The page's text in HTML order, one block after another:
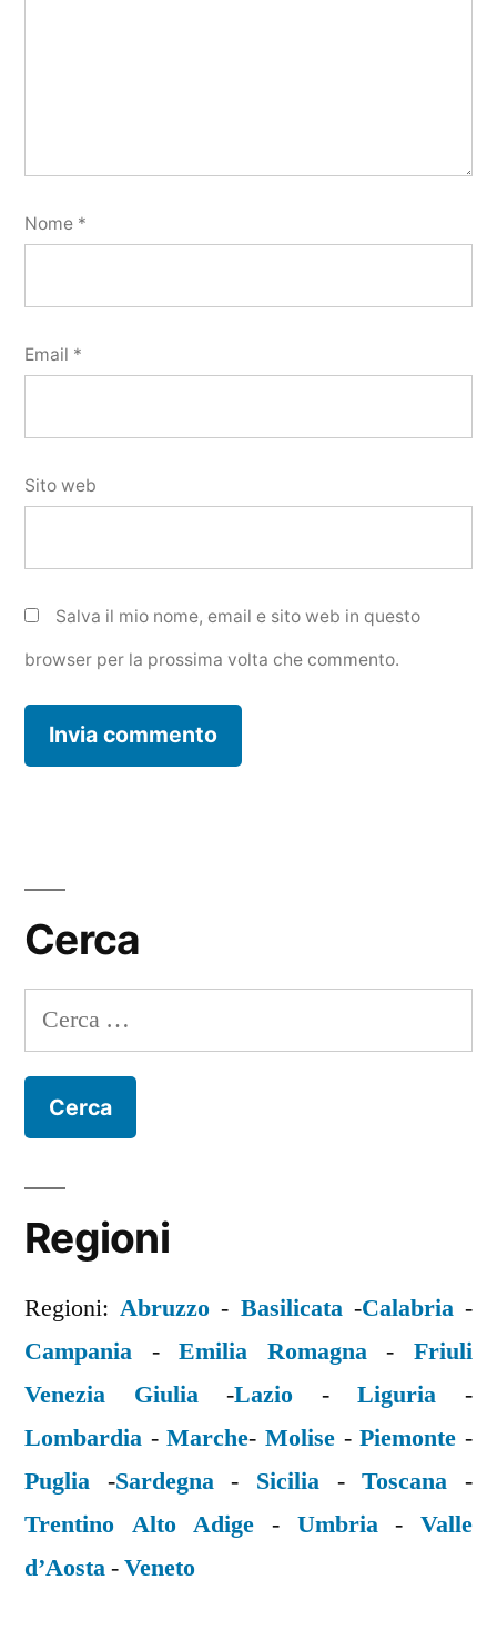
Nome *
Email *
Sito web
Salva il mio nome, email e sito web in questo
browser per la prossima volta che commento.
Cerca
Ricerca
per:
Regioni
Regioni:Abruzzo - Basilicata-Calabria-
Campania -Emilia Romagna-Friuli
Venezia Giulia-Lazio -Liguria -
Lombardia -Marche-Molise -Piemonte -
Puglia -Sardegna- Sicilia -Toscana -
Trentino Alto Adige - Umbria-Valle
d’Aosta-Veneto